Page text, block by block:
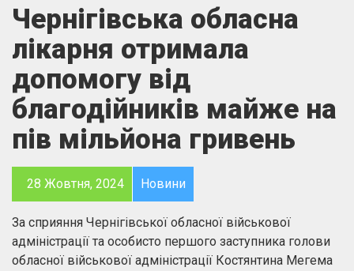
Чернігівська обласна
лікарня отримала
допомогу від
благодійників майже на
пів мільйона гривень
28 Жовтня, 2024 Новини
За сприяння Чернігівської обласної військової
адміністрації та особисто першого заступника голови
обласної військової адміністрації Костянтина Мегема